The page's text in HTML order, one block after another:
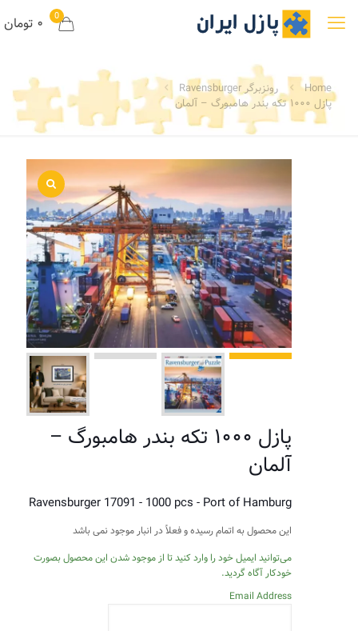
0 ۰ تومان
Home
رونزبرگر Ravensburger
پازل ۱۰۰۰ تکه بندر هامبورگ – آلمان
پازل ۱۰۰۰ تکه بندر هامبورگ –
آلمان
Ravensburger 17091 - 1000 pcs - Port of Hamburg
این محصول به اتمام رسیده و فعلاً در انبار موجود نمی باشد
می‌توانید ایمیل خود را وارد کنید تا از موجود شدن این محصول بصورت
خودکار آگاه گردید.
Email Address